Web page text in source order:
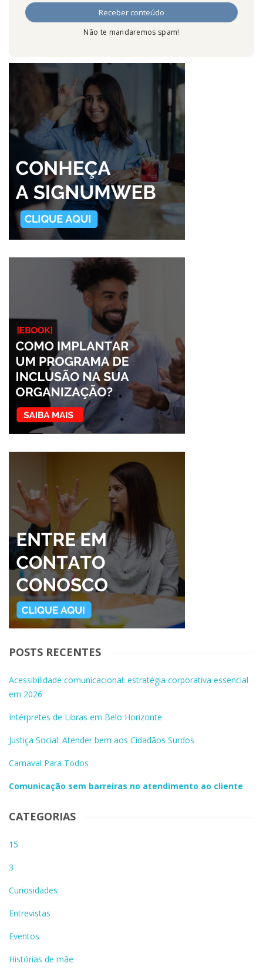
Não te mandaremos spam!
POSTS RECENTES
Acessibilidade comunicacional: estratégia corporativa essencial
em 2026
Intérpretes de Libras em Belo Horizonte
Justiça Social: Atender bem aos Cidadãos Surdos
Carnaval Para Todos
Comunicação sem barreiras no atendimento ao cliente
CATEGORIAS
15
3
Curiosidades
Entrevistas
Eventos
Histórias de mãe